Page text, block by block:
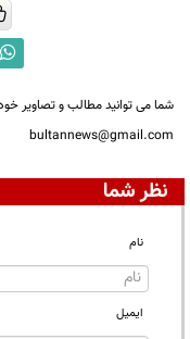
شما می توانید مطالب و تصاویر
bultannews@gmail.com
نظر شما
نام
ایمیل